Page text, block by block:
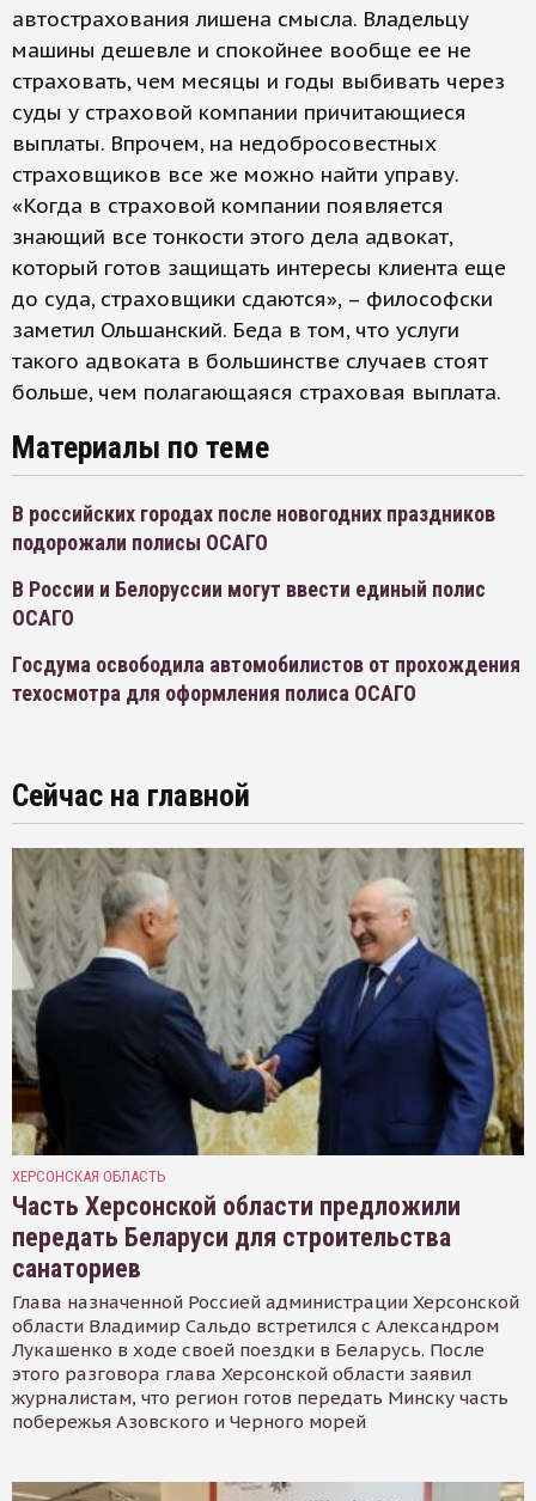
автострахования лишена смысла. Владельцу
машины дешевле и спокойнее вообще ее не
страховать, чем месяцы и годы выбивать через
суды у страховой компании причитающиеся
выплаты. Впрочем, на недобросовестных
страховщиков все же можно найти управу.
«Когда в страховой компании появляется
знающий все тонкости этого дела адвокат,
который готов защищать интересы клиента еще
до суда, страховщики сдаются», – философски
заметил Ольшанский. Беда в том, что услуги
такого адвоката в большинстве случаев стоят
больше, чем полагающаяся страховая выплата.
Материалы по теме
В российских городах после новогодних праздников
подорожали полисы ОСАГО
В России и Белоруссии могут ввести единый полис
ОСАГО
Госдума освободила автомобилистов от прохождения
техосмотра для оформления полиса ОСАГО
Сейчас на главной
ХЕРСОНСКАЯ ОБЛАСТЬ
Часть Херсонской области предложили
передать Беларуси для строительства
санаториев
Глава назначенной Россией администрации Херсонской
области Владимир Сальдо встретился с Александром
Лукашенко в ходе своей поездки в Беларусь. После
этого разговора глава Херсонской области заявил
журналистам, что регион готов передать Минску часть
побережья Азовского и Черного морей